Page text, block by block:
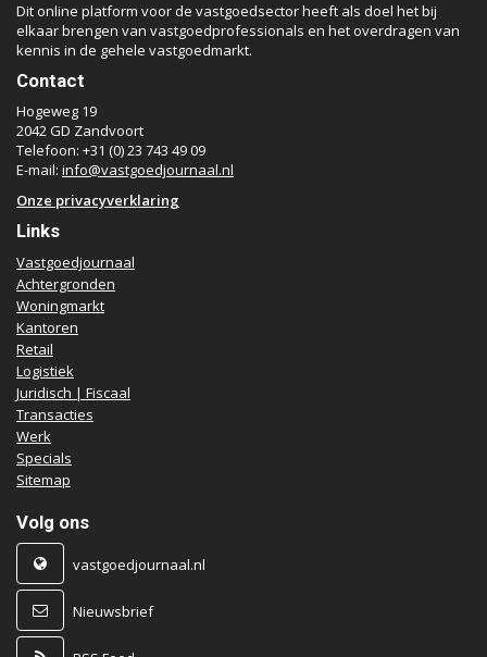
Dit online platform voor de vastgoedsector heeft als doel het bij
elkaar brengen van vastgoedprofessionals en het overdragen van
kennis in de gehele vastgoedmarkt.
Contact
Hogeweg 19
2042 GD Zandvoort
Telefoon: +31 (0) 23 743 49 09
E-mail: info@vastgoedjournaal.nl
Onze privacyverklaring
Links
Vastgoedjournaal
Achtergronden
Woningmarkt
Kantoren
Retail
Logistiek
Juridisch | Fiscaal
Transacties
Werk
Specials
Sitemap
Volg ons
vastgoedjournaal.nl
Nieuwsbrief